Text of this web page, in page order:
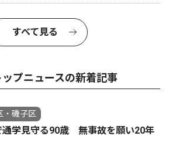
すべて見る
プニュースの新着記事
・磯子区
通学見守る90歳 無事故を願い20年